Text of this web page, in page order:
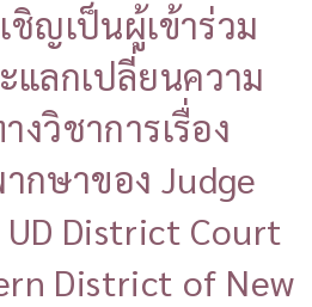
ชิญเป็นผู้เข้าร่วม
แลกเปลี่ยนความ
งวิชาการเรื่อง
กษาของ Judge
District Court
District of New